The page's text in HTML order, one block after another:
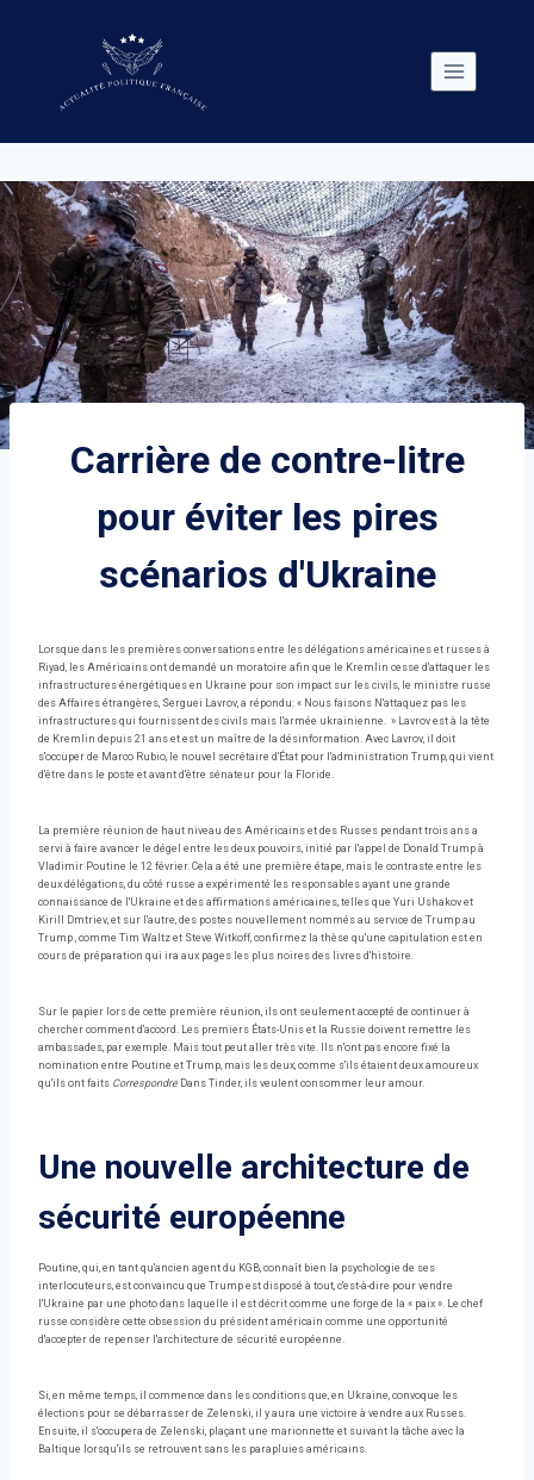
Carrière de contre-litre
pour éviter les pires
scénarios d'Ukraine
Lorsque dans les premières conversations entre les délégations américaines et russes à
Riyad, les Américains ont demandé un moratoire afin que le Kremlin cesse d'attaquer les
infrastructures énergétiques en Ukraine pour son impact sur les civils, le ministre russe
des Affaires étrangères, Serguei Lavrov, a répondu: « Nous faisons N'attaquez pas les
infrastructures qui fournissent des civils mais l'armée ukrainienne. » Lavrov est à la tête
de Kremlin depuis 21 ans et est un maître de la désinformation. Avec Lavrov, il doit
s'occuper de Marco Rubio, le nouvel secrétaire d'État pour l'administration Trump, qui vient
d'être dans le poste et avant d'être sénateur pour la Floride.
La première réunion de haut niveau des Américains et des Russes pendant trois ans a
servi à faire avancer le dégel entre les deux pouvoirs, initié par l'appel de Donald Trump à
Vladimir Poutine le 12 février. Cela a été une première étape, mais le contraste entre les
deux délégations, du côté russe a expérimenté les responsables ayant une grande
connaissance de l'Ukraine et des affirmations américaines, telles que Yuri Ushakov et
Kirill Dmtriev, et sur l'autre, des postes nouvellement nommés au service de Trump au
Trump , comme Tim Waltz et Steve Witkoff, confirmez la thèse qu'une capitulation est en
cours de préparation qui ira aux pages les plus noires des livres d'histoire.
Sur le papier lors de cette première réunion, ils ont seulement accepté de continuer à
chercher comment d'accord. Les premiers États-Unis et la Russie doivent remettre les
ambassades, par exemple. Mais tout peut aller très vite. Ils n'ont pas encore fixé la
nomination entre Poutine et Trump, mais les deux, comme s'ils étaient deux amoureux
qu'ils ont faits Correspondre Dans Tinder, ils veulent consommer leur amour.
Une nouvelle architecture de
sécurité européenne
Poutine, qui, en tant qu'ancien agent du KGB, connaît bien la psychologie de ses
interlocuteurs, est convaincu que Trump est disposé à tout, c'est-à-dire pour vendre
l'Ukraine par une photo dans laquelle il est décrit comme une forge de la « paix ». Le chef
russe considère cette obsession du président américain comme une opportunité
d'accepter de repenser l'architecture de sécurité européenne.
Si, en même temps, il commence dans les conditions que, en Ukraine, convoque les
élections pour se débarrasser de Zelenski, il y aura une victoire à vendre aux Russes.
Ensuite, il s'occupera de Zelenski, plaçant une marionnette et suivant la tâche avec la
Baltique lorsqu'ils se retrouvent sans les parapluies américains.